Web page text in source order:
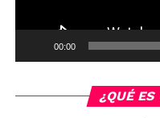
00:00
¿QUÉ ES